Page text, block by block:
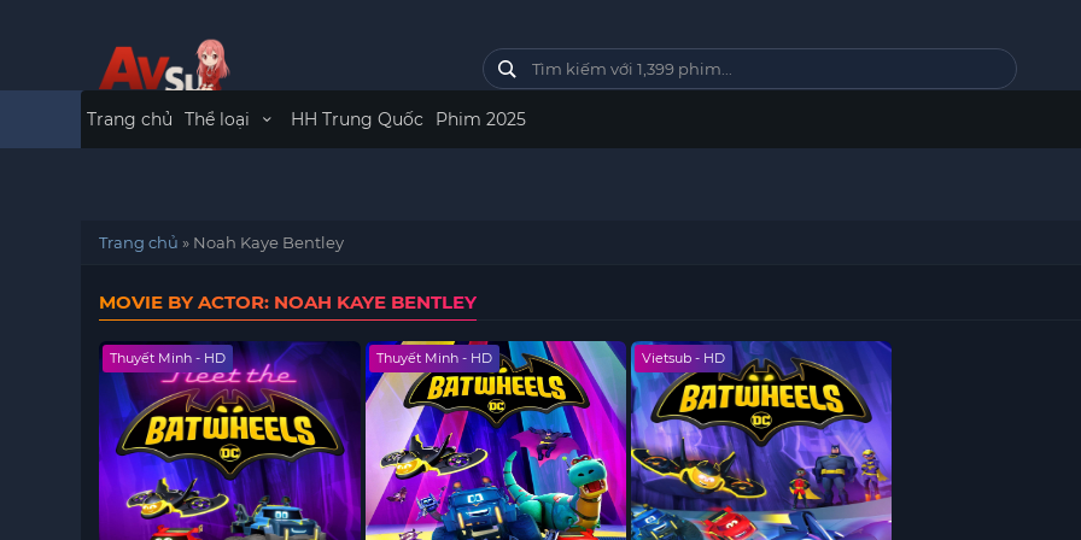
Trang chủ Thể loại HH Trung Quốc Phim 2025
Trang chủ » Noah Kaye Bentley
MOVIE BY ACTOR: NOAH KAYE BENTLEY
Thuyết Minh - HD Thuyết Minh - HD Vietsub - HD